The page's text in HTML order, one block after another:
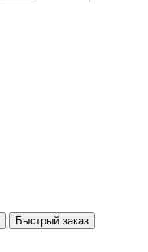
Быстрый заказ